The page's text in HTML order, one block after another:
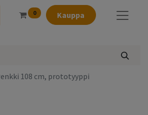
0 Kauppa
108 cm, prototyyppi